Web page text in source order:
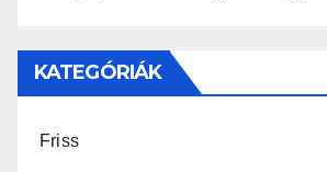
KATEGÓRIÁK
Friss